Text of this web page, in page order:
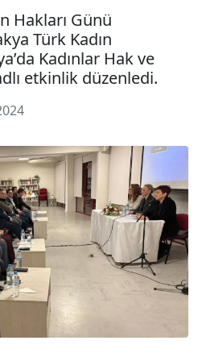
Hakları Günü
Türk Kadın
Kadınlar Hak ve
etkinlik düzenledi.